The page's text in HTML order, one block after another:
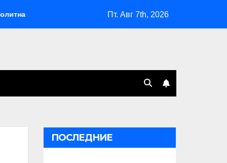
Мародёрство и провокации – как инструменты
Пт. Авг 7th, 2026
ПОСЛЕДНИЕ